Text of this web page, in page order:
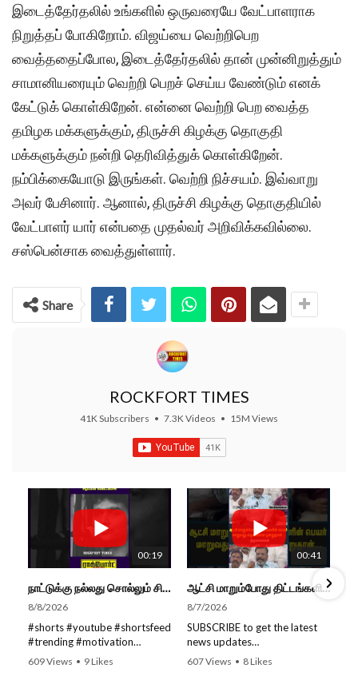
இடைத்தேர்தலில் உங்களில் ஒருவரையே வேட்பாளராக
நிறுத்தப் போகிறோம். விஜய்யை வெற்றிபெற
வைத்ததைப்போல, இடைத்தேர்தலில் தான் முன்னிறுத்தும்
சாமானியரையும் வெற்றி பெறச் செய்ய வேண்டும் எனக்
கேட்டுக் கொள்கிறேன். என்னை வெற்றி பெற வைத்த
தமிழக மக்களுக்கும், திருச்சி கிழக்கு தொகுதி
மக்களுக்கும் நன்றி தெரிவித்துக் கொள்கிறேன்.
நம்பிக்கையோடு இருங்கள். வெற்றி நிச்சயம். இவ்வாறு
அவர் பேசினார். ஆனால், திருச்சி கிழக்கு தொகுதியில்
வேட்பாளர் யார் என்பதை முதல்வர் அறிவிக்கவில்லை.
சஸ்பென்சாக வைத்துள்ளார்.
Share
ROCKFORT TIMES
41K Subscribers • 7.3K Videos • 15M Views
00:19
நாட்டுக்கு நல்லது சொல்லும் சிறப்பான மேடைப்பேச்சு... #shorts #subscribe #video
8/8/2026
#shorts #youtube #shortsfeed
#trending #motivation
#nowtrending #subscribe
609 Views • 9 Likes
00:41
ஆட்சி மாறும்போது திட்டங்களின் பெயர் மாறுவது வழக்கமான ஒன்று தான்... திருமாவளவன்
8/7/2026
SUBSCRIBE to get the latest
news updates
ROCKFORT TIMES for NEW
607 Views • 8 Likes